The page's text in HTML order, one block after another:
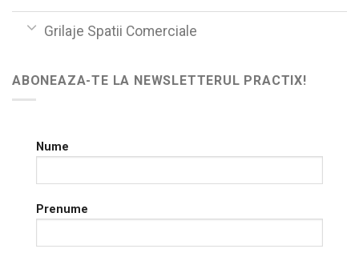
Grilaje Spatii Comerciale
ABONEAZA-TE LA NEWSLETTERUL PRACTIX!
Nume
Prenume